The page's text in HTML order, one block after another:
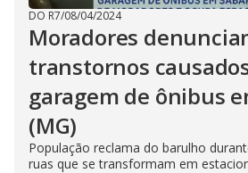
DO R7/08/04/2024
Moradores
transtornos
garagem de ônibus
(MG)
População reclama do barulho
ruas que se transformam em